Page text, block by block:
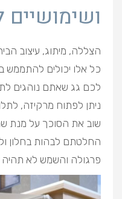
הצללה, מיתוג, עיצוב
כל אלו יכולים להתממש
לכם גג שאתם נוהגים
ניתן לפתוח מרקיזה,
שוב את הסוכך על מנת
החלטתם לבהות בחלון
פרגולה והשמש לא תהיה